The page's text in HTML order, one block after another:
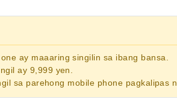
ay maaaring singilin sa ibang bansa.
ay 9,999 yen.
sa parehong mobile phone pagkalipas